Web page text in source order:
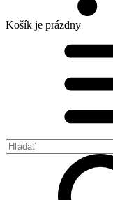
Košík je prázdny